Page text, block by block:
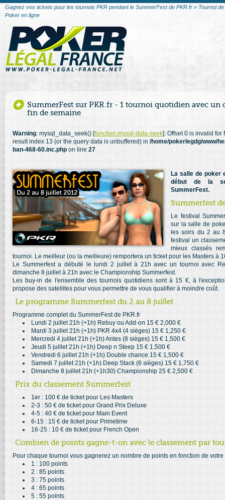
Gagnez vos tickets pour les tournois PKR pendant le SummerFest de PKR.fr » Tournoi
Poker en ligne
SummerFest sur PKR.fr - 1 tournoi quotidien avec un
fin de semaine
Warning: mysql_data_seek() [function.mysql-data-seek]: Offset 0 is invalid for
result index 13 (or the query data is unbuffered) in /home/pokerlegdg/www/
ban-468-60.inc.php on line 27
La salle de poker
début de la
SummerFest.
Summerfest
Le festival
sur la salle de
les soirs du 2 au
festival un
mieux classés
tournoi. Le meilleur (ou la meilleure) remportera un ticket pour les Masters à
Le Summerfest a débuté le lundi 2 juillet à 21h avec un tournoi avec
dimanche 8 juillet à 21h avec le Championship Summerfest.
Les buy-in de l'ensemble des tournois quotidiens sont à 15 €, à
propose des satellites pour vous permettre de vous qualifier à moindre coût.
Le programme Summerfest du 2 au 8 juillet
Programme complet du SummerFest de PKR.fr
Lundi 2 juillet 21h (+1h) Rebuy ou Add-on 15 € 2,000 €
Mardi 3 juillet 21h (+1h) PKR 4x4 (4 sièges) 15 € 1,250 €
Mercredi 4 juillet 21h (+1h) Antes (8 sièges) 15 € 1,500 €
Jeudi 5 juillet 21h (+1h) Deep n Steep 15 € 1,500 €
Vendredi 6 juillet 21h (+1h) Double chance 15 € 1,500 €
Samedi 7 juillet 21h (+1h) Deep Stack (6 sièges) 15 € 1,750 €
Dimanche 8 juillet 21h (+1h30) Championship 25 € 2,500 €
Prix du classement Summerfest
1er : 100 € de ticket pour Les Masters
2-3 : 50 € de ticket pour Grand Prix Deluxe
4-5 : 40 € de ticket pour Main Event
6-15 : 15 € de ticket pour Primetime
16-25 : 10 € de ticket pour French Open
Combien de points gagne-t-on avec le classement par
Pour chaque tournoi vous gagnerez un nombre de points en fonction de
1 : 100 points
2 : 85 points
3 : 75 points
4 : 65 points
5 : 55 points